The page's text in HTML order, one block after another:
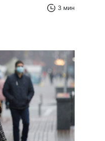
3 мин